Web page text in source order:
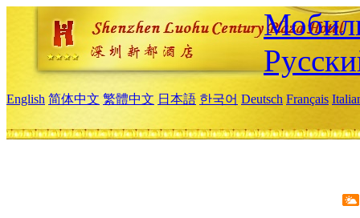
English 简体中文 繁體中文 日本語 한국어 Deutsch Français